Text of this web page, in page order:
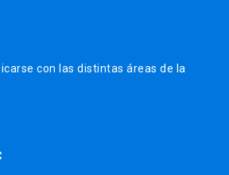
con las distintas áreas de la